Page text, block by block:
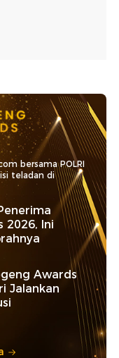
bersama POLRI
teladan di
2026, Ini
Awards
Jalankan